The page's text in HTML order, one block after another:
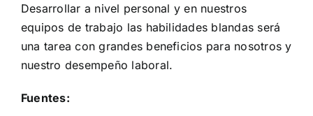
Desarrollar a nivel personal y en nuestros
equipos de trabajo las habilidades blandas será
una tarea con grandes beneficios para nosotros y
nuestro desempeño laboral.
Fuentes: